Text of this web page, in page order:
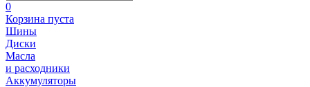
0
Корзина пуста
Шины
Диски
Масла
и расходники
Аккумуляторы